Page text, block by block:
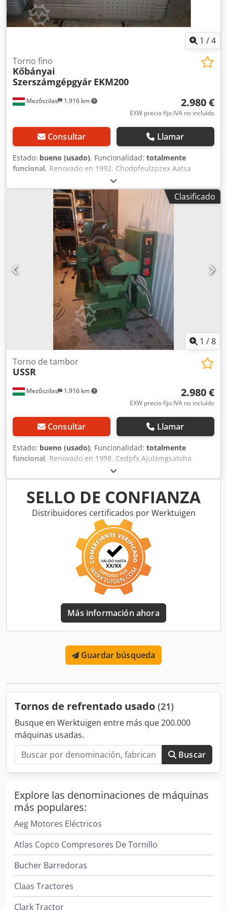
1 /4
Mezőszilas 1.916 km
Torno fino
Kőbányai
Szerszámgépgyár EKM200
2.980 €
EXW precio fijo IVA no incluído
Consultar Llamar
Estado: bueno (usado), Funcionalidad: totalmente
funcional, Renovado en 1992. Chodpfeulzpzex Aatsa
Clasificado
1 /8
Mezőszilas 1.916 km
Torno de tambor
USSR
2.980 €
EXW precio fijo IVA no incluído
Consultar Llamar
Estado: bueno (usado), Funcionalidad: totalmente
funcional, Renovado en 1998. Cedpfx Ajulzmgsatoha
SELLO DE CONFIANZA
Distribuidores certificados por Werktuigen
Más información ahora
Guardar búsqueda
Tornos de refrentado usado (21)
Busque en Werktuigen entre más que 200.000
máquinas usadas.
Buscar
Explore las denominaciones de máquinas
más populares:
Aeg Motores Eléctricos
Atlas Copco Compresores De Tornillo
Bucher Barredoras
Claas Tractores
Clark Tractor